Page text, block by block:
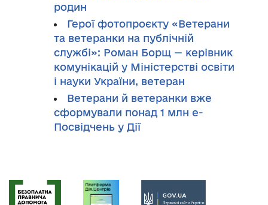
родин
Герої фотопроєкту «Ветерани
та ветеранки на публічній
службі»: Роман Борщ — керівник
комунікацій у Міністерстві освіти
і науки України, ветеран
Ветерани й ветеранки вже
сформували понад 1 млн е-
Посвідчень у Дії